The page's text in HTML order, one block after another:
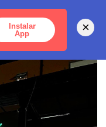
CARTAGENA
Instalar
App
×